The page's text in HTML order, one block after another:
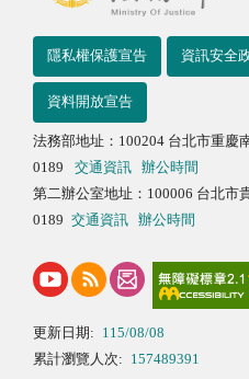
隱私權保護宣告 資訊安全
資料開放宣告
法務部地址：100204 台北市重
0189
交通資訊
辦公時間
第二辦公室地址：100006 台北
0189 交通資訊 辦公時間
更新日期: 115/08/08
累計瀏覽人次: 157489391